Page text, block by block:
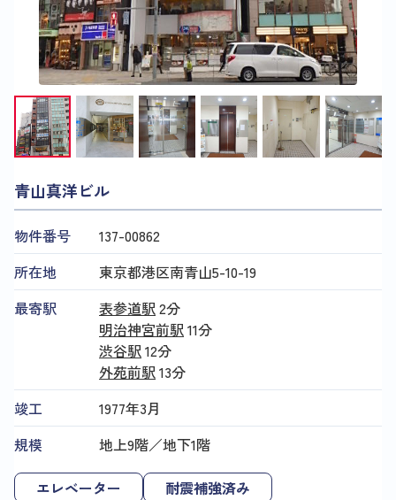
青山真洋ビル
物件番号
137​-​00862
所在地
東京都港区南青山5-10-19
最寄駅
表参道駅2分
明治神宮前駅11分
渋谷駅12分
外苑前駅13分
竣工
1977年3月
規模
地上9階／地下1階
エレベーター
耐震補強済み